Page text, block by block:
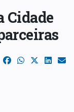
Cidade